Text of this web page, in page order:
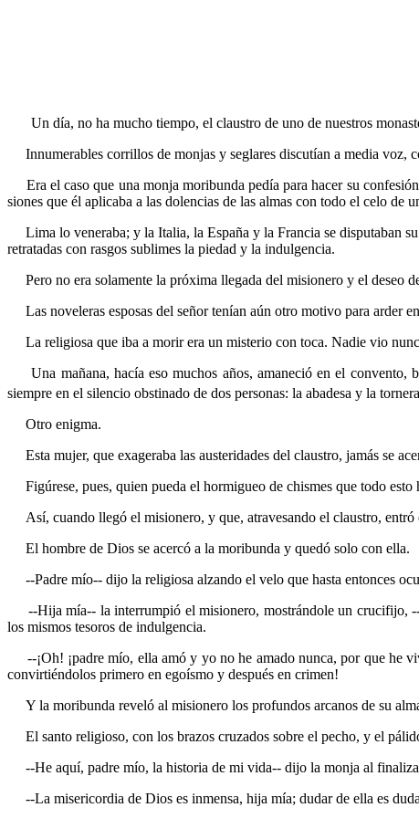
Un día, no ha mucho tiempo, el claustro de uno de nuestros
Innumerables corrillos de monjas y seglares discutían a media voz,
Era el caso que una monja moribunda pedía para hacer su
siones que él aplicaba a las dolencias de las almas con todo el celo de
Lima lo veneraba; y la Italia, la España y la Francia se disputaban su
retratadas con rasgos sublimes la piedad y la indulgencia.
Pero no era solamente la próxima llegada del misionero y el deseo
Las noveleras esposas del señor tenían aún otro motivo para arder
La religiosa que iba a morir era un misterio con toca. Nadie vio
Una mañana, hacía eso muchos años, amaneció en el convento,
siempre en el silencio obstinado de dos personas: la abadesa y la tornera
Otro enigma.
Esta mujer, que exageraba las austeridades del claustro, jamás se
Figúrese, pues, quien pueda el hormigueo de chismes que todo esto
Así, cuando llegó el misionero, y que, atravesando el claustro, entró
El hombre de Dios se acercó a la moribunda y quedó solo con ella.
--Padre mío-- dijo la religiosa alzando el velo que hasta entonces
--Hija mía-- la interrumpió el misionero, mostrándole un crucifijo, --
los mismos tesoros de indulgencia.
--¡Oh! ¡padre mío, ella amó y yo no he amado nunca, por que he
convirtiéndolos primero en egoísmo y después en crimen!
Y la moribunda reveló al misionero los profundos arcanos de su
El santo religioso, con los brazos cruzados sobre el pecho, y el
--He aquí, padre mío, la historia de mi vida-- dijo la monja al
--La misericordia de Dios es inmensa, hija mía; dudar de ella es